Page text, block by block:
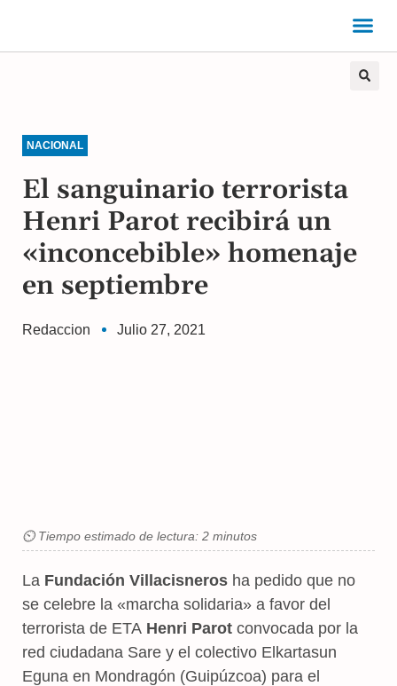
NACIONAL
El sanguinario terrorista
Henri Parot recibirá un
«inconcebible» homenaje
en septiembre
Redaccion Julio 27, 2021
⏲ Tiempo estimado de lectura: 2 minutos
La Fundación Villacisneros ha pedido que no
se celebre la «marcha solidaria» a favor del
terrorista de ETA Henri Parot convocada por la
red ciudadana Sare y el colectivo Elkartasun
Eguna en Mondragón (Guipúzcoa) para el